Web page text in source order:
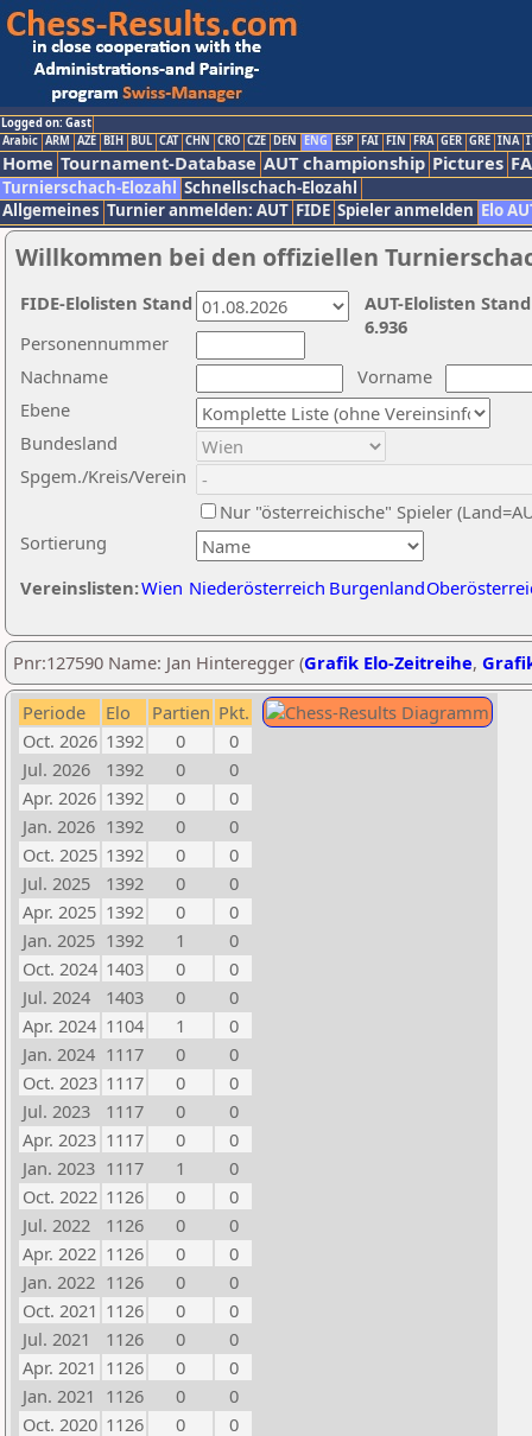
Logged on: Gast
Arabic ARM AZE BIH BUL CAT CHN CRO CZE DEN ENG ESP FAI FIN FRA GER GRE INA
Home Tournament-Database AUT championship Pictures
Turnierschach-Elozahl Schnellschach-Elozahl
Allgemeines Turnier anmelden: AUT FIDE Spieler anmelden Elo
Willkommen bei den offiziellen
Nachname
Vorname
Ebene
Sortierung
Personennummer
Bundesland
Spgem./Kreis/Verein
Nur "österreichische" Spieler
Vereinslisten:Wien Niederösterreich Burgenland
AUT-Elolisten
6.936
FIDE-Elolisten Stand
Pnr:127590 Name: Jan Hinteregger (Grafik Elo-Zeitreihe,
Periode Elo Partien Pkt.
Oct. 2026 1392 0
0
Jul. 2026
1392 0
0
Apr. 2026 1392 0
0
Jan. 2026 1392 0
0
Oct. 2025 1392 0
0
Jul. 2025
1392 0
0
Apr. 2025 1392 0
0
Jan. 2025 1392 1
0
Oct. 2024 1403 0
0
Jul. 2024
1403 0
0
Apr. 2024 1104 1
0
Jan. 2024 1117 0
0
Oct. 2023 1117 0
0
Jul. 2023
1117 0
0
Apr. 2023 1117 0
0
Jan. 2023 1117 1
0
Oct. 2022 1126 0
0
Jul. 2022
1126 0
0
Apr. 2022 1126 0
0
Jan. 2022 1126 0
0
Oct. 2021 1126 0
0
Jul. 2021
1126 0
0
Apr. 2021 1126 0
0
Jan. 2021 1126 0
0
Oct. 2020 1126 0
0